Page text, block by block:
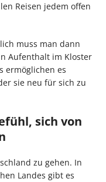
Reisen jedem offen
muss man dann
Aufenthalt im Kloster
ermöglichen es
sie neu für sich zu
sich von
zu gehen. In
Landes gibt es